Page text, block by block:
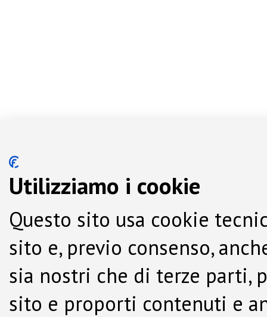
Utilizziamo i cookie
Questo sito usa cookie
sito e, previo consenso,
sia nostri che di terze parti,
sito e proporti contenuti e